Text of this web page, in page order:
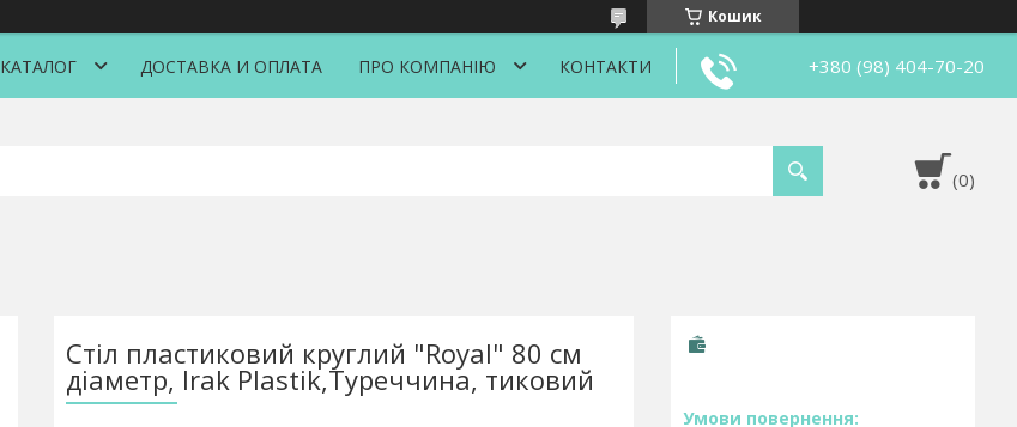
Кошик
КАТАЛОГ ДОСТАВКА И ОПЛАТА ПРО КОМПАНІЮ КОНТАКТИ +380 (98) 404-70-20
Стіл пластиковий круглий "Royal" 80 см
діаметр, Irak Plastik,Туреччина, тиковий